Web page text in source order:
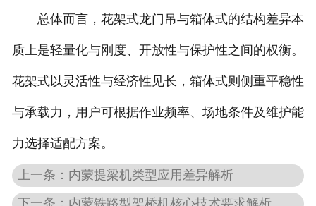
总体而言，花架式龙门吊与箱体式的结构差异本
质上是轻量化与刚度、开放性与保护性之间的权衡。
花架式以灵活性与经济性见长，箱体式则侧重平稳性
与承载力，用户可根据作业频率、场地条件及维护能
力选择适配方案。
上一条：内蒙提梁机类型应用差异解析